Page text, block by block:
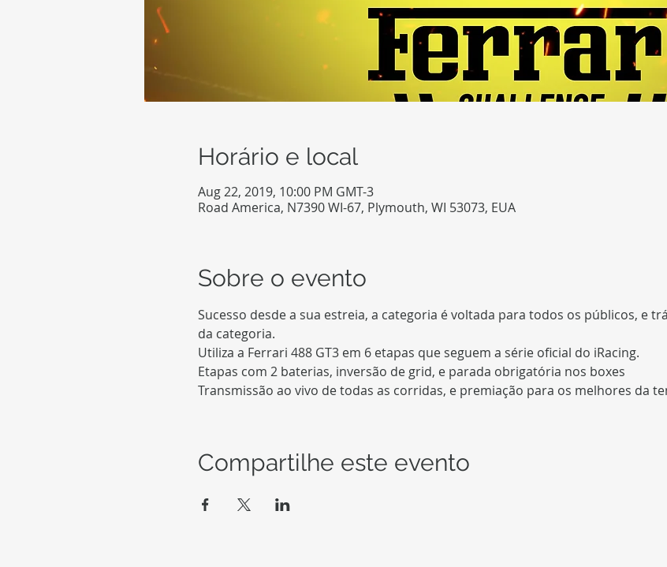
Horário e local
Aug 22, 2019, 10:00 PM GMT-3
Road America, N7390 WI-67, Plymouth, WI 53073, EUA
Sobre o evento
Sucesso desde a sua estreia, a categoria é voltada para todos os públicos, e
Transmissão ao vivo de todas as corridas, e premiação para os melhores da
Compartilhe este evento